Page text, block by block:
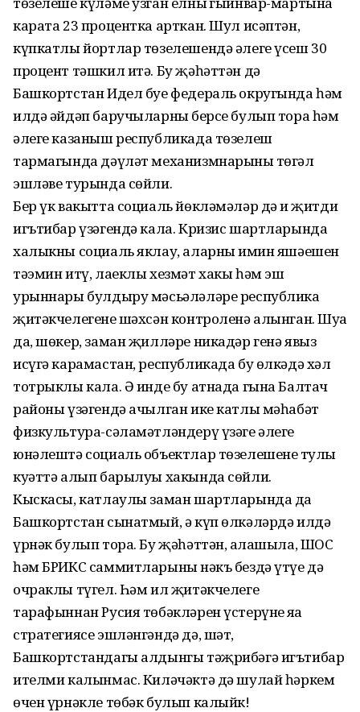
карата 23 процентка арткан. Шул исәптән,
күпкатлы йортлар төзелешендә әлеге үсеш 30
процент тәшкил итә. Бу җәһәттән дә
Башкортстан Идел буе федераль округында һәм
илдә әйдәп баручыларның берсе булып тора һәм
әлеге казаныш республикада төзелеш
тармагында дәүләт механизмнарының төгәл
эшләве турында сөйли.
Бер үк вакытта социаль йөкләмәләр дә иң җитди
игътибар үзәгендә кала. Кризис шартларында
халыкны социаль яклау, аларның имин яшәешен
тәэмин итү, лаеклы хезмәт хакы һәм эш
урыннары булдыру мәсьәләләре республика
җитәкчелегенең шәхсән контроленә алынган. Шуңа
да, шөкер, заман җилләре никадәр генә явыз
исүгә карамастан, республикада бу өлкәдә хәл
тотрыклы кала. Ә инде бу атнада гына Балтач
районы үзәгендә ачылган ике катлы мәһабәт
физкультура-сәламәт­ләндерү үзәге әлеге
юнәлештә социаль объектлар төзелешенең тулы
куәттә алып барылуы хакында сөйли.
Кыскасы, катлаулы заман шартларында да
Башкортстан сынатмый, ә күп өлкәләрдә илдә
үрнәк булып тора. Бу җәһәттән, аңлашыла, ШОС
һәм БРИКС саммитларының нәкъ бездә үтүе дә
очраклы түгел. Һәм ил җитәк­челеге
тарафыннан Русия төбәкләрен үстерүнең яңа
стратегиясе эшләнгәндә дә, шәт,
Башкортстандагы алдынгы тәҗрибәгә игътибар
ителми калынмас. Киләчәктә дә шулай һәркем
өчен үрнәкле төбәк булып калыйк!